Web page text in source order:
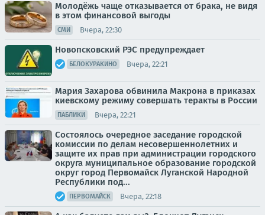
Молодёжь чаще отказывается от брака, не видя
в этом финансовой выгоды
СМИ Вчера, 22:30
Новопсковский РЭС предупреждает
БЕЛОКУРАКИНО Вчера, 22:21
Мария Захарова обвинила Макрона в приказах
киевскому режиму совершать теракты в России
ПАБЛИКИ Вчера, 22:21
Состоялось очередное заседание городской
комиссии по делам несовершеннолетних и
защите их прав при администрации городского
округа муниципальное образование городской
округ город Первомайск Луганской Народной
Республики под...
ПЕРВОМАЙСК Вчера, 22:18